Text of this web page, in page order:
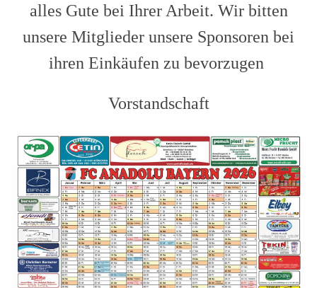
alles Gute bei Ihrer Arbeit. Wir bitten
unsere Mitglieder unsere Sponsoren bei
ihren Einkäufen zu bevorzugen
Vorstandschaft